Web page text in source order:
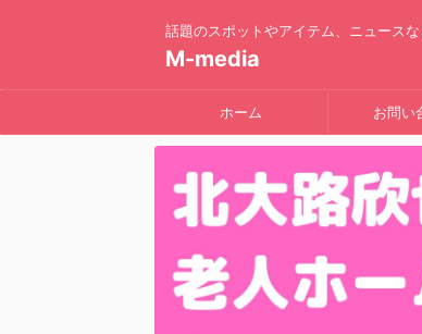
話題のスポットやアイテム、ニュース
M-media
ホーム お問い